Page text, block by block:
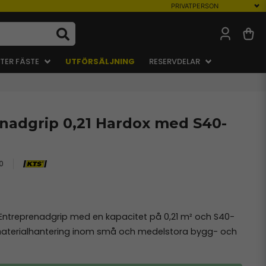
FÄSTE UTFÖRSÄLJNING RESERVDELAR
0,21 Hardox med S40-
med en kapacitet på 0,21 m² och S40-
inom små och medelstora bygg- och